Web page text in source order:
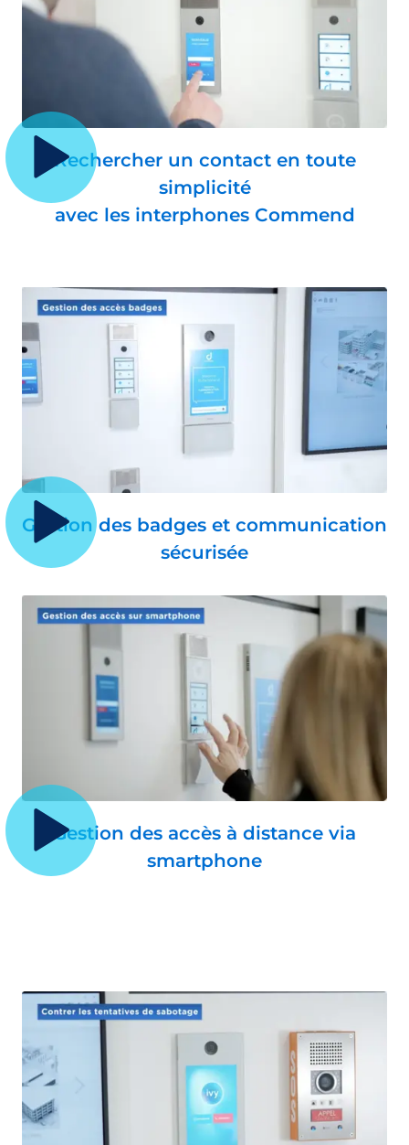
Rechercher un contact en toute
simplicité
avec les interphones Commend
Gestion des badges et communication
sécurisée
Gestion des accès à distance via
smartphone